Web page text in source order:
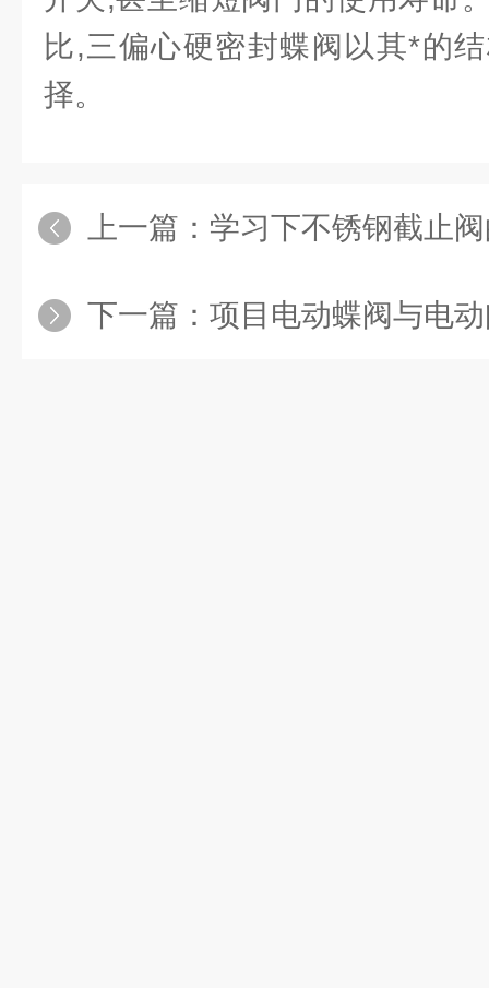
比,三偏心硬密封蝶阀以其*的
择。
上一篇： 学习下不锈钢截止
下一篇： 项目电动蝶阀与电